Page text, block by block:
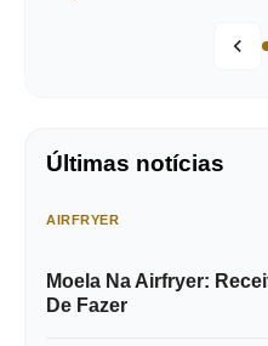
Últimas notícias
AIRFRYER
Moela Na Airfryer:
De Fazer